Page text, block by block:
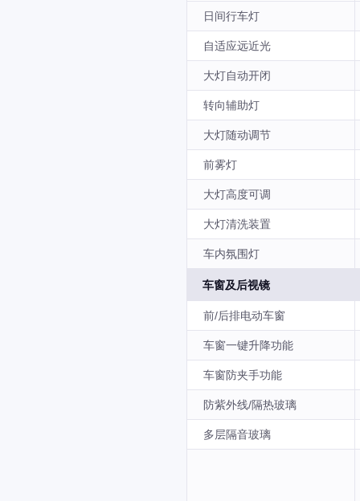
日间行车灯
自适应远近光
大灯自动开闭
转向辅助灯
大灯随动调节
前雾灯
大灯高度可调
大灯清洗装置
车内氛围灯
车窗及后视镜
前/后排电动车窗
车窗一键升降功能
车窗防夹手功能
防紫外线/隔热玻璃
多层隔音玻璃